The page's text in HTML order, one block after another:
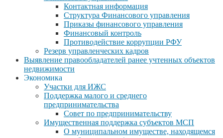
Контактная информация
Структура Финансового управления
Приказы финансового управления
Финансовый контроль
Противодействие коррупции РФУ
Резерв управленческих кадров
Выявление правообладателей ранее учтенных объектов
недвижимости
Экономика
Участки для ИЖС
Поддержка малого и среднего
предпринимательства
Совет по предпринимательству
Имущественная поддержка субъектов МСП
О муниципальном имуществе, находящемся